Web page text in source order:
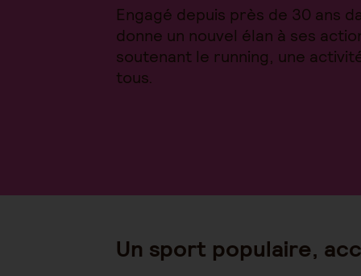
Engagé depuis près de 30 ans
donne un nouvel élan à ses
soutenant le running, une
tous.
Un sport populaire,